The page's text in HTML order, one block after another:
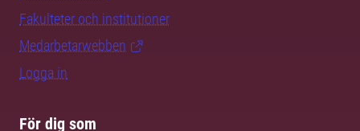
Fakulteter och institutioner
Medarbetarwebben
Logga in
För dig som